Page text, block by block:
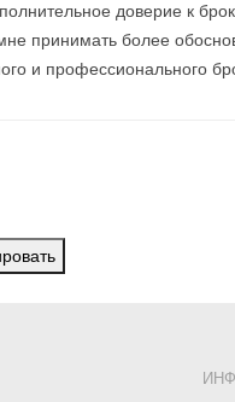
доверие к
принимать более
и профессионального